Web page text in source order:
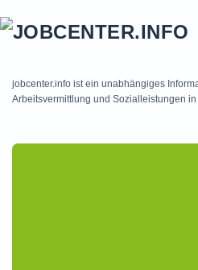
jobcenter.info ist ein unabhängiges
Arbeitsvermittlung und Sozialleistungen